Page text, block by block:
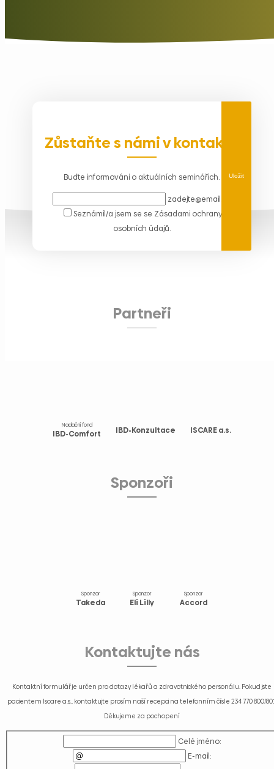
Zůstaňte s námi v kontaktu
Buďte informováni o aktuálních seminářích.
zadejte@email.cz
Uložit
Seznámil/a jsem se se Zásadami ochrany
osobních údajů.
Partneři
Nadační fond
IBD-Comfort IBD-Konzultace ISCARE a.s.
Sponzoři
Sponzor
Takeda
Sponzor
Eli Lilly
Sponzor
Accord
Kontaktujte nás
Kontaktní formulář je určen pro dotazy lékařů a zdravotnického personálu. Pokud jste
pacientem Iscare a.s., kontaktujte prosím naší recepci na telefonním čísle 234 770 800/
Děkujeme za pochopení
Celé jméno:
E-mail: